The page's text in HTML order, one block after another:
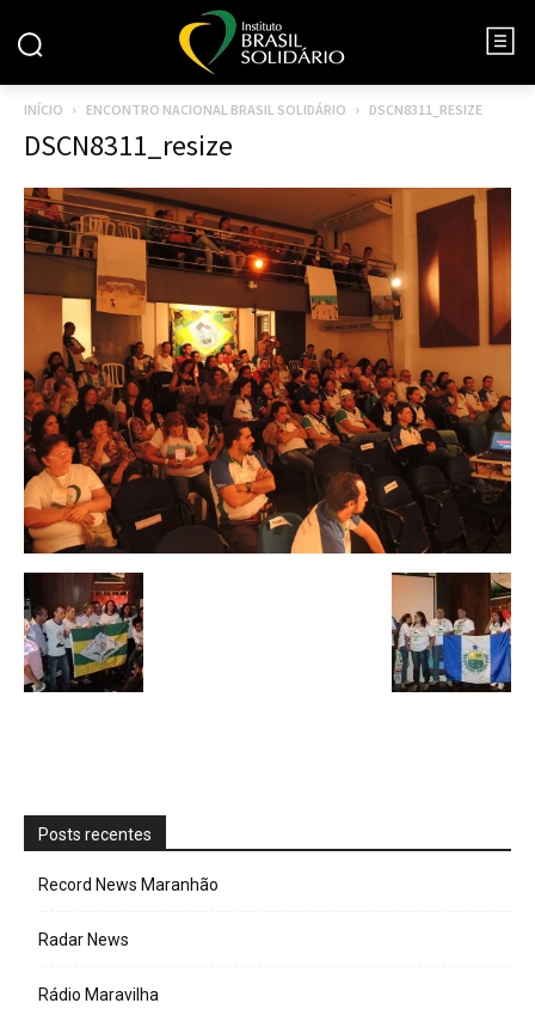
INÍCIO ENCONTRO NACIONAL BRASIL SOLIDÁRIO DSCN8311_RESIZE
DSCN8311_resize
Posts recentes
Record News Maranhão
Radar News
Rádio Maravilha